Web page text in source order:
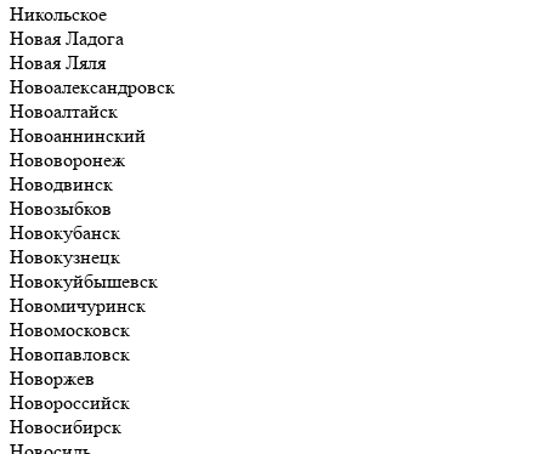
Никольское
Новая Ладога
Новая Ляля
Новоалександровск
Новоалтайск
Новоаннинский
Нововоронеж
Новодвинск
Новозыбков
Новокубанск
Новокузнецк
Новокуйбышевск
Новомичуринск
Новомосковск
Новопавловск
Новоржев
Новороссийск
Новосибирск